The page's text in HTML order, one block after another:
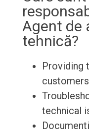
Agent de
tehnică?
Providing
technical